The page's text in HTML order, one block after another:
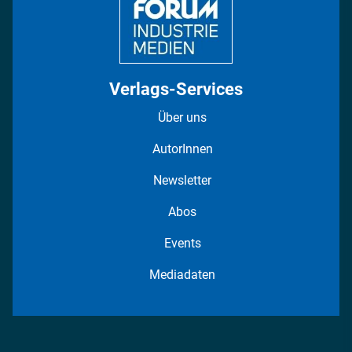
Verlags-Services
Über uns
AutorInnen
Newsletter
Abos
Events
Mediadaten